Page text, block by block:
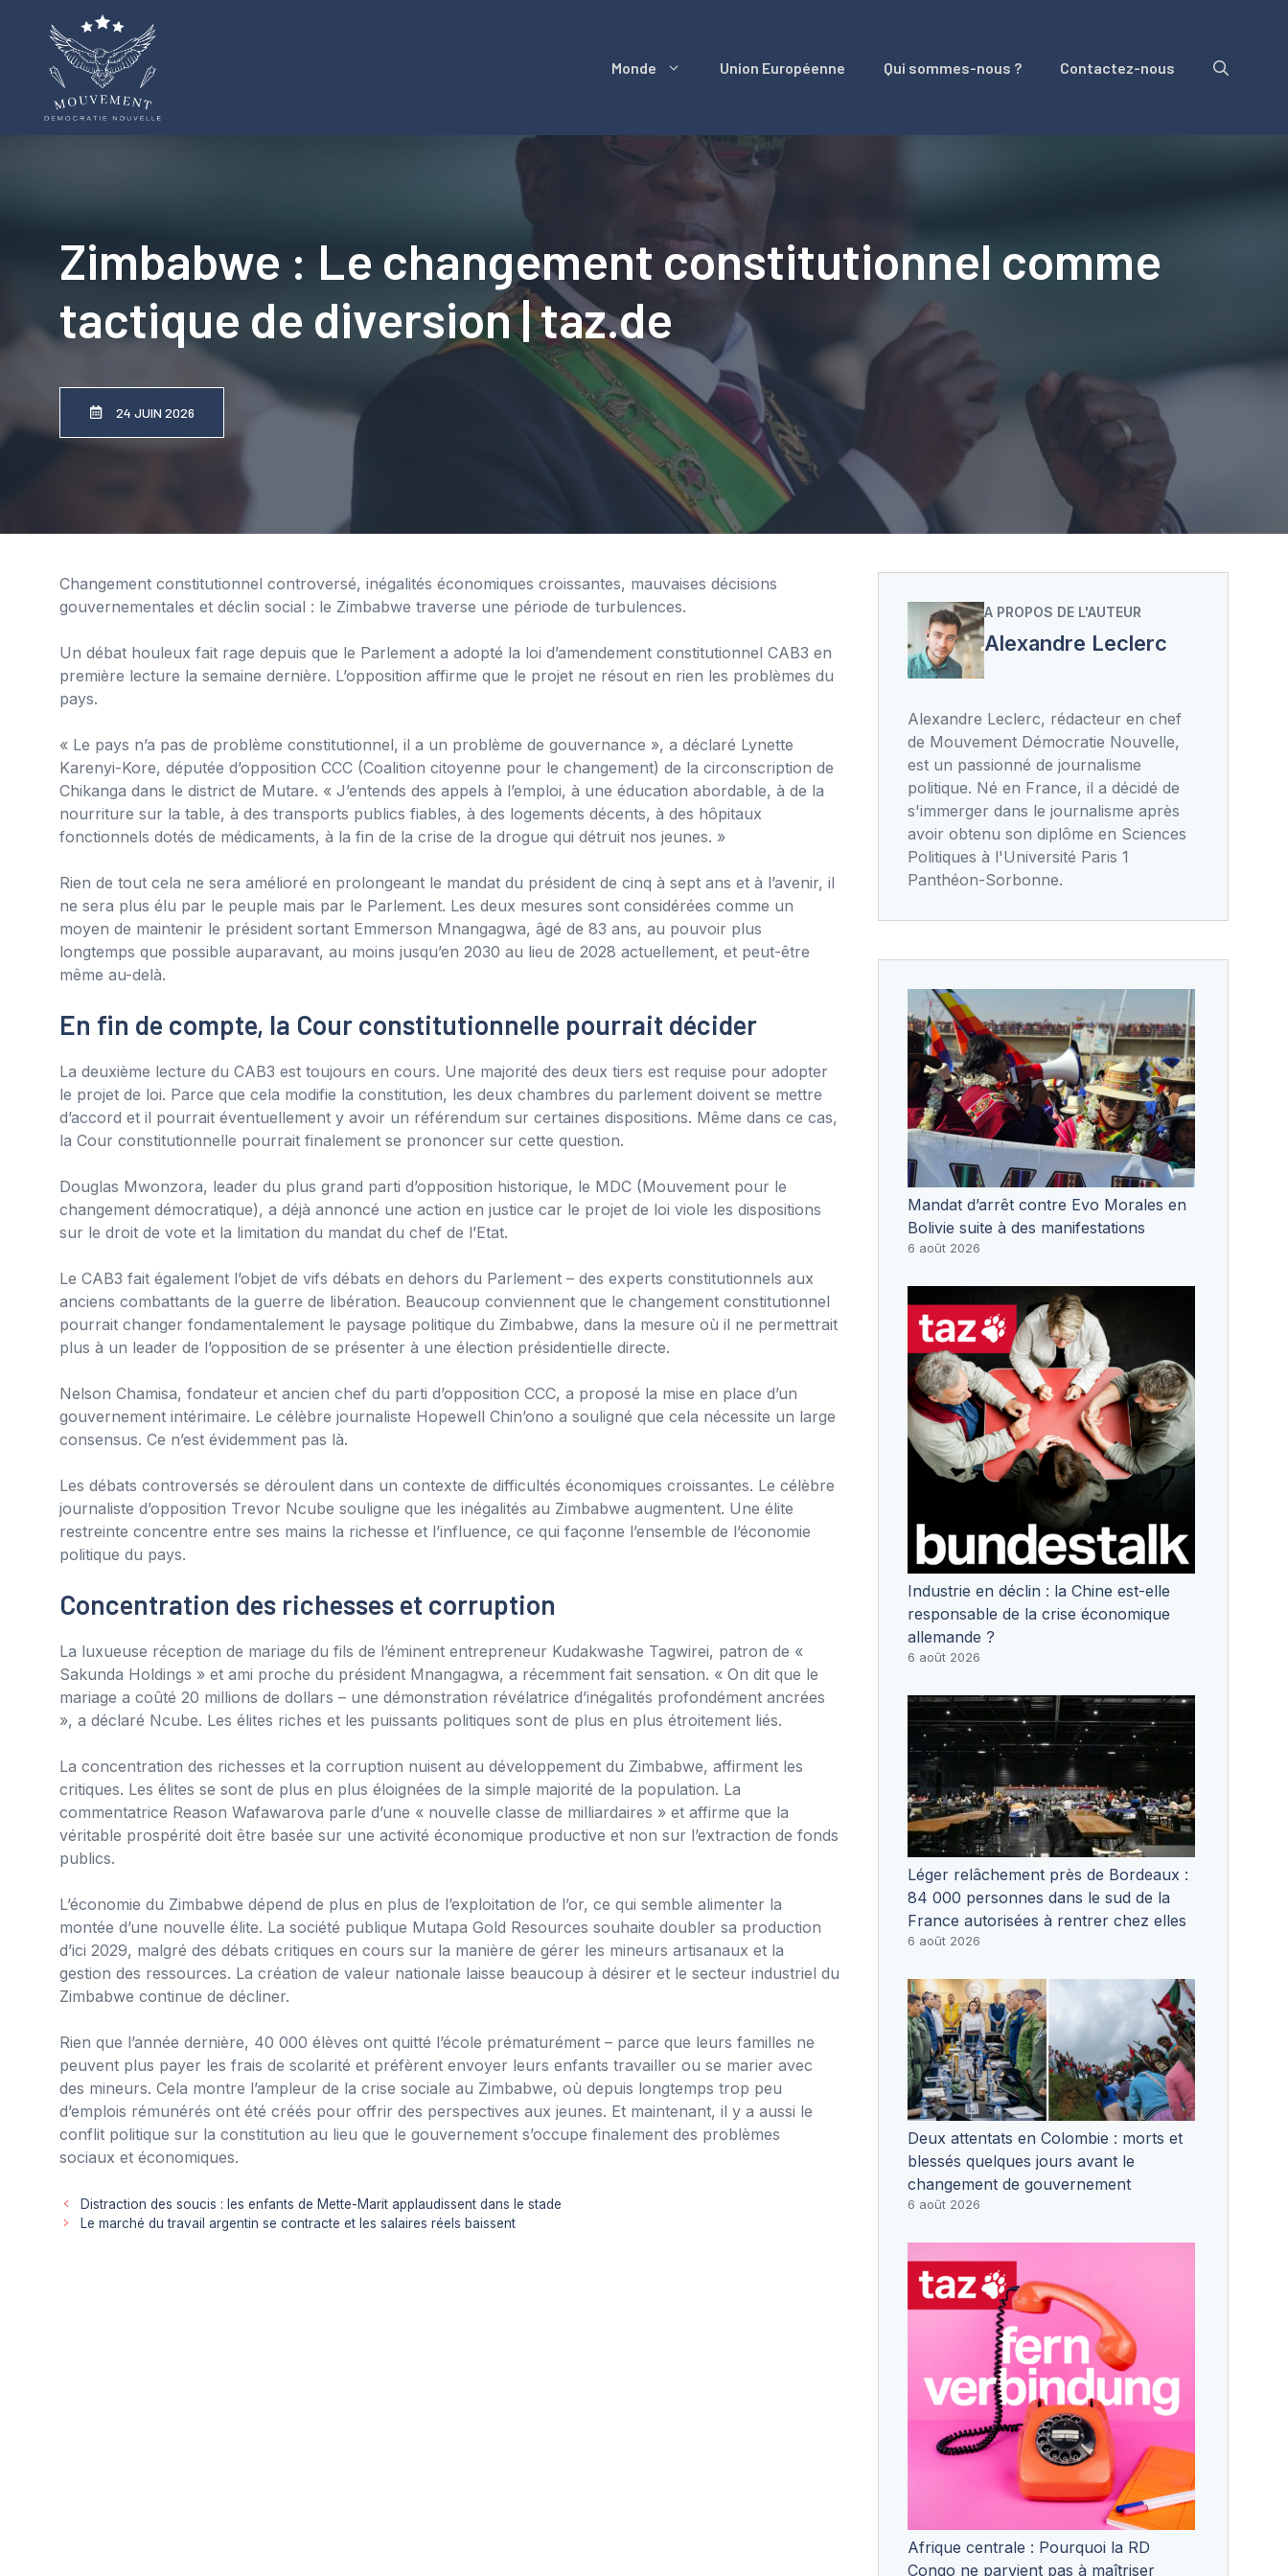
Monde Union Européenne Qui sommes-nous ? Contactez-nous
Zimbabwe : Le changement constitutionnel comme
tactique de diversion | taz.de
24 JUIN 2026
Changement constitutionnel controversé, inégalités économiques croissantes, mauvaises décisions
gouvernementales et déclin social : le Zimbabwe traverse une période de turbulences.
Un débat houleux fait rage depuis que le Parlement a adopté la loi d’amendement constitutionnel CAB3 en
première lecture la semaine dernière. L’opposition affirme que le projet ne résout en rien les problèmes du
pays.
« Le pays n’a pas de problème constitutionnel, il a un problème de gouvernance », a déclaré Lynette
Karenyi-Kore, députée d’opposition CCC (Coalition citoyenne pour le changement) de la circonscription de
Chikanga dans le district de Mutare. « J’entends des appels à l’emploi, à une éducation abordable, à de la
nourriture sur la table, à des transports publics fiables, à des logements décents, à des hôpitaux
fonctionnels dotés de médicaments, à la fin de la crise de la drogue qui détruit nos jeunes. »
Rien de tout cela ne sera amélioré en prolongeant le mandat du président de cinq à sept ans et à l’avenir, il
ne sera plus élu par le peuple mais par le Parlement. Les deux mesures sont considérées comme un
moyen de maintenir le président sortant Emmerson Mnangagwa, âgé de 83 ans, au pouvoir plus
longtemps que possible auparavant, au moins jusqu’en 2030 au lieu de 2028 actuellement, et peut-être
même au-delà.
En fin de compte, la Cour constitutionnelle pourrait décider
La deuxième lecture du CAB3 est toujours en cours. Une majorité des deux tiers est requise pour adopter
le projet de loi. Parce que cela modifie la constitution, les deux chambres du parlement doivent se mettre
d’accord et il pourrait éventuellement y avoir un référendum sur certaines dispositions. Même dans ce cas,
la Cour constitutionnelle pourrait finalement se prononcer sur cette question.
Douglas Mwonzora, leader du plus grand parti d’opposition historique, le MDC (Mouvement pour le
changement démocratique), a déjà annoncé une action en justice car le projet de loi viole les dispositions
sur le droit de vote et la limitation du mandat du chef de l’Etat.
Le CAB3 fait également l’objet de vifs débats en dehors du Parlement – ​​des experts constitutionnels aux
anciens combattants de la guerre de libération. Beaucoup conviennent que le changement constitutionnel
pourrait changer fondamentalement le paysage politique du Zimbabwe, dans la mesure où il ne permettrait
plus à un leader de l’opposition de se présenter à une élection présidentielle directe.
Nelson Chamisa, fondateur et ancien chef du parti d’opposition CCC, a proposé la mise en place d’un
gouvernement intérimaire. Le célèbre journaliste Hopewell Chin’ono a souligné que cela nécessite un large
consensus. Ce n’est évidemment pas là.
Les débats controversés se déroulent dans un contexte de difficultés économiques croissantes. Le célèbre
journaliste d’opposition Trevor Ncube souligne que les inégalités au Zimbabwe augmentent. Une élite
restreinte concentre entre ses mains la richesse et l’influence, ce qui façonne l’ensemble de l’économie
politique du pays.
Concentration des richesses et corruption
La luxueuse réception de mariage du fils de l’éminent entrepreneur Kudakwashe Tagwirei, patron de «
Sakunda Holdings » et ami proche du président Mnangagwa, a récemment fait sensation. « On dit que le
mariage a coûté 20 millions de dollars – une démonstration révélatrice d’inégalités profondément ancrées
», a déclaré Ncube. Les élites riches et les puissants politiques sont de plus en plus étroitement liés.
La concentration des richesses et la corruption nuisent au développement du Zimbabwe, affirment les
critiques. Les élites se sont de plus en plus éloignées de la simple majorité de la population. La
commentatrice Reason Wafawarova parle d’une « nouvelle classe de milliardaires » et affirme que la
véritable prospérité doit être basée sur une activité économique productive et non sur l’extraction de fonds
publics.
L’économie du Zimbabwe dépend de plus en plus de l’exploitation de l’or, ce qui semble alimenter la
montée d’une nouvelle élite. La société publique Mutapa Gold Resources souhaite doubler sa production
d’ici 2029, malgré des débats critiques en cours sur la manière de gérer les mineurs artisanaux et la
gestion des ressources. La création de valeur nationale laisse beaucoup à désirer et le secteur industriel du
Zimbabwe continue de décliner.
Rien que l’année dernière, 40 000 élèves ont quitté l’école prématurément – parce que leurs familles ne
peuvent plus payer les frais de scolarité et préfèrent envoyer leurs enfants travailler ou se marier avec
des mineurs. Cela montre l’ampleur de la crise sociale au Zimbabwe, où depuis longtemps trop peu
d’emplois rémunérés ont été créés pour offrir des perspectives aux jeunes. Et maintenant, il y a aussi le
conflit politique sur la constitution au lieu que le gouvernement s’occupe finalement des problèmes
sociaux et économiques.
Distraction des soucis : les enfants de Mette-Marit applaudissent dans le stade
Le marché du travail argentin se contracte et les salaires réels baissent
A PROPOS DE L'AUTEUR
Alexandre Leclerc
Alexandre Leclerc, rédacteur en chef
de Mouvement Démocratie Nouvelle,
est un passionné de journalisme
politique. Né en France, il a décidé de
s'immerger dans le journalisme après
avoir obtenu son diplôme en Sciences
Politiques à l'Université Paris 1
Panthéon-Sorbonne.
Mandat d’arrêt contre Evo Morales en
Bolivie suite à des manifestations
6 août 2026
Industrie en déclin : la Chine est-elle
responsable de la crise économique
allemande ?
6 août 2026
Léger relâchement près de Bordeaux :
84 000 personnes dans le sud de la
France autorisées à rentrer chez elles
6 août 2026
Deux attentats en Colombie : morts et
blessés quelques jours avant le
changement de gouvernement
6 août 2026
Afrique centrale : Pourquoi la RD
Congo ne parvient pas à maîtriser